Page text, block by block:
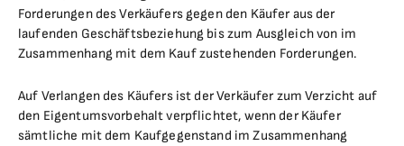
Forderungen des Verkäufers gegen den Käufer aus der
laufenden Geschäftsbeziehung bis zum Ausgleich von im
Zusammenhang mit dem Kauf zustehenden Forderungen.
Auf Verlangen des Käufers ist der Verkäufer zum Verzicht auf
den Eigentumsvorbehalt verpflichtet, wenn der Käufer
sämtliche mit dem Kaufgegenstand im Zusammenhang